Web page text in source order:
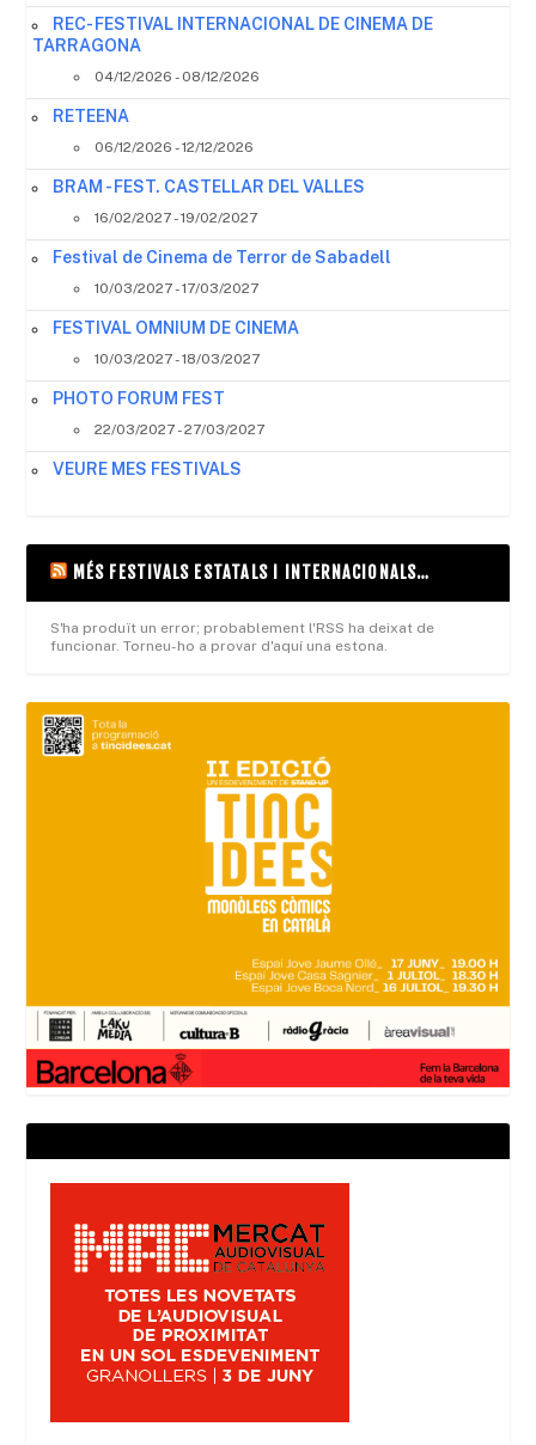
REC- FESTIVAL INTERNACIONAL DE CINEMA DE
TARRAGONA
04/12/2026 - 08/12/2026
RETEENA
06/12/2026 - 12/12/2026
BRAM - FEST. CASTELLAR DEL VALLES
16/02/2027 - 19/02/2027
Festival de Cinema de Terror de Sabadell
10/03/2027 - 17/03/2027
FESTIVAL OMNIUM DE CINEMA
10/03/2027 - 18/03/2027
PHOTO FORUM FEST
22/03/2027 - 27/03/2027
VEURE MES FESTIVALS
MÉS FESTIVALS ESTATALS I INTERNACIONALS…
S'ha produït un error; probablement l'RSS ha deixat de
funcionar. Torneu-ho a provar d'aquí una estona.